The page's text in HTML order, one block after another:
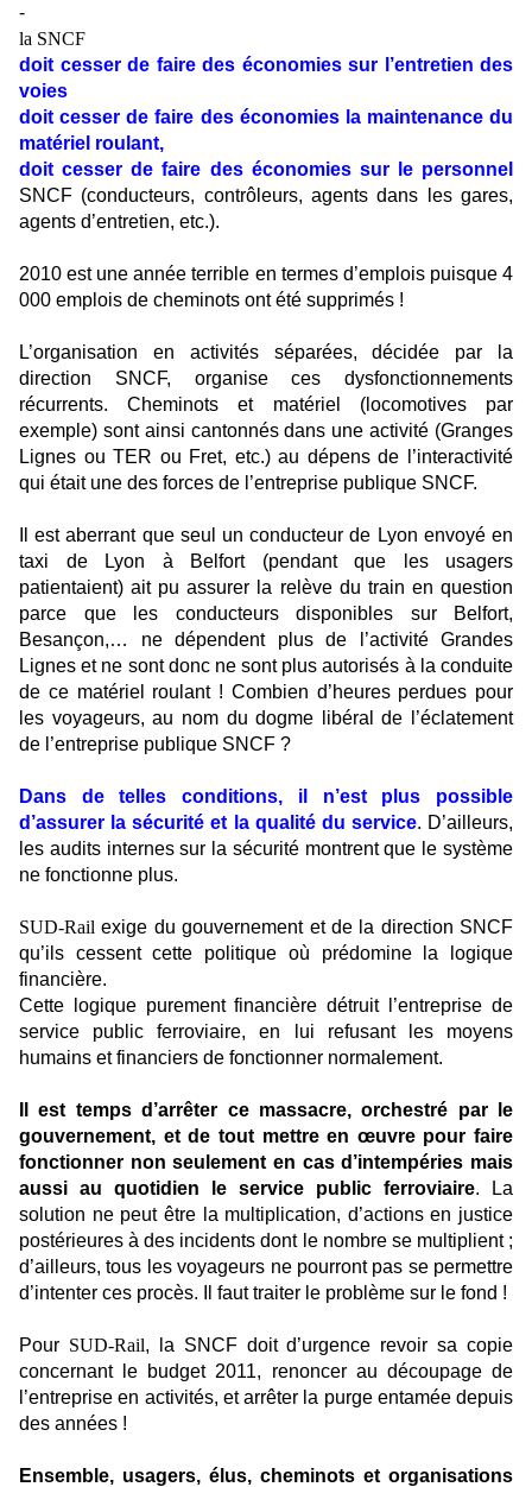
-
la SNCF
doit cesser de faire des économies sur l’entretien des
voies
doit cesser de faire des économies la maintenance du
matériel roulant,
doit cesser de faire des économies sur le personnel
SNCF (conducteurs, contrôleurs, agents dans les gares,
agents d’entretien, etc.).
2010 est une année terrible en termes d’emplois puisque 4
000 emplois de cheminots ont été supprimés !
L’organisation en activités séparées, décidée par la
direction SNCF, organise ces dysfonctionnements
récurrents. Cheminots et matériel (locomotives par
exemple) sont ainsi cantonnés dans une activité (Granges
Lignes ou TER ou Fret, etc.) au dépens de l’interactivité
qui était une des forces de l’entreprise publique SNCF.
l est aberrant que seul un conducteur de Lyon envoyé en
taxi de Lyon à Belfort (pendant que les usagers
patientaient) ait pu assurer la relève du train en question
parce que les conducteurs disponibles sur Belfort,
Besançon,… ne dépendent plus de l’activité Grandes
Lignes et ne sont donc ne sont plus autorisés à la conduite
de ce matériel roulant ! Combien d’heures perdues pour
les voyageurs, au nom du dogme libéral de l’éclatement
de l’entreprise publique SNCF ?
Dans de telles conditions, il n’est plus possible
d’assurer la sécurité et la qualité du service. D’ailleurs,
les audits internes sur la sécurité montrent que le système
ne fonctionne plus.
SUD-Rail exige du gouvernement et de la direction SNCF
qu’ils cessent cette politique où prédomine la logique
financière.
Cette logique purement financière détruit l’entreprise de
service public ferroviaire, en lui refusant les moyens
humains et financiers de fonctionner normalement.
l est temps d’arrêter ce massacre, orchestré par le
gouvernement, et de tout mettre en œuvre pour faire
fonctionner non seulement en cas d’intempéries mais
aussi au quotidien le service public ferroviaire. La
solution ne peut être la multiplication, d’actions en justice
postérieures à des incidents dont le nombre se multiplient ;
d’ailleurs, tous les voyageurs ne pourront pas se permettre
d’intenter ces procès. Il faut traiter le problème sur le fond !
Pour SUD-Rail, la SNCF doit d’urgence revoir sa copie
concernant le budget 2011, renoncer au découpage de
l’entreprise en activités, et arrêter la purge entamée depuis
des années !
Ensemble, usagers, élus, cheminots et organisations